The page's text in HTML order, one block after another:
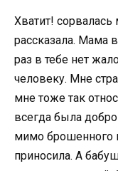
Хватит! сорвалась
рассказала. Мама
раз в тебе нет
человеку. Мне
мне тоже так
всегда была
мимо брошенного
приносила. А